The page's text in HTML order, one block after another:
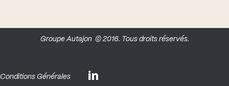
Groupe Autajon © 2016. Tous droits réservés.
Conditions Générales